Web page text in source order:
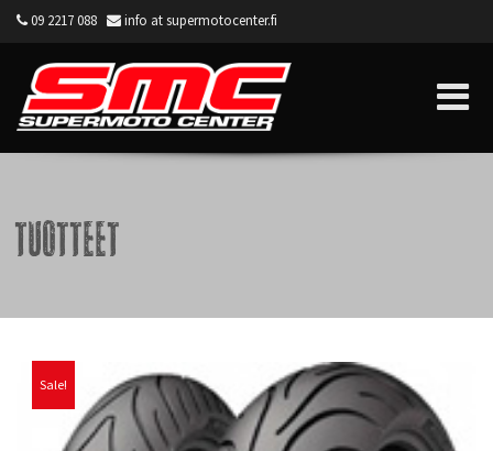
09 2217 088 info at supermotocenter.fi
Tuotteet
Sale!